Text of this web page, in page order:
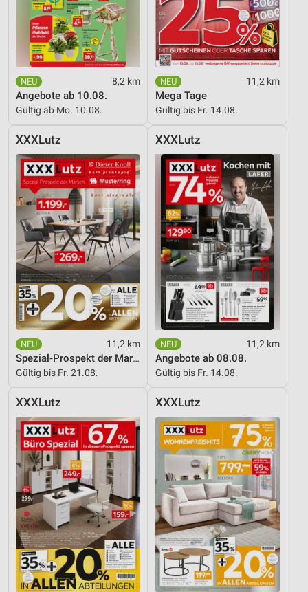
8,2 km
Angebote ab 10.08.
Gültig ab Mo. 10.08.
11,2 km
Mega Tage
Gültig bis Fr. 14.08.
XXXLutz
11,2 km
Spezial-Prospekt der Marken
Gültig bis Fr. 21.08.
XXXLutz
11,2 km
Angebote ab 08.08.
Gültig bis Fr. 14.08.
XXXLutz XXXLutz